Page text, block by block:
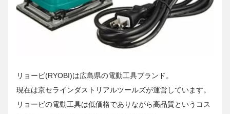
リョービ(RYOBI)は広島県の電動工具ブランド。
現在は京セラインダストリアルツールズが運営しています。
リョービの電動工具は低価格でありながら高品質というコス